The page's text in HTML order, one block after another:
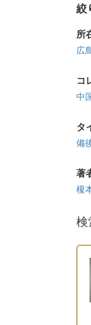
絞
所
広
コ
中
タ
備
著
榎